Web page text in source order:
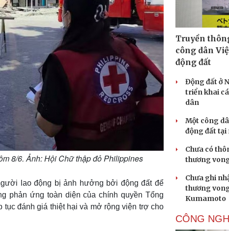
8/6. Ảnh: Hội Chữ thập đỏ Philippines
lao động bị ảnh hưởng bởi động đất để
phản ứng toàn diện của chính quyền Tổng
tục đánh giá thiệt hại và mở rộng viện trợ cho
Truyền
công dân
động đất
Động đất ở
triển khai
dân
Một công
động đất tại
Chưa có
thương
Chưa ghi
thương
Kumamoto
CÔNG